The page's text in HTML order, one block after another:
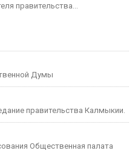
правительства...
Думы
правительства Калмыкии.
Общественная палата